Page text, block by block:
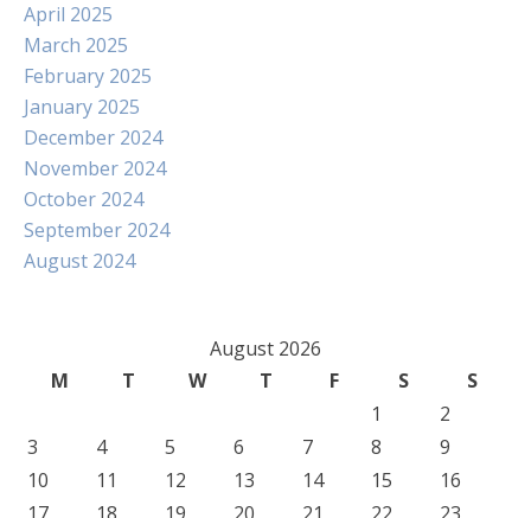
April 2025
March 2025
February 2025
January 2025
December 2024
November 2024
October 2024
September 2024
August 2024
August 2026
M
T W T F S
S
1
2
3
4 5 6 7 8
9
10
11 12 13 14 15
16